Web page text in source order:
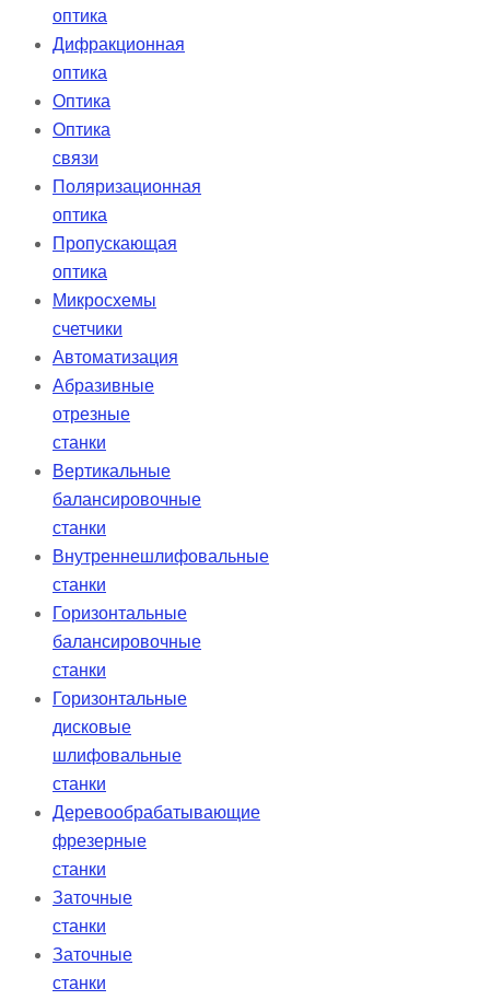
оптика
Дифракционная
оптика
Оптика
Оптика
связи
Поляризационная
оптика
Пропускающая
оптика
Микросхемы
счетчики
Автоматизация
Абразивные
отрезные
станки
Вертикальные
балансировочные
станки
Внутреннешлифовальные
станки
Горизонтальные
балансировочные
станки
Горизонтальные
дисковые
шлифовальные
станки
Деревообрабатывающие
фрезерные
станки
Заточные
станки
Заточные
станки